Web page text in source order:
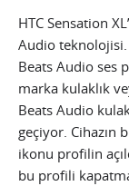
HTC Sensation
Audio
Beats Audio ses
marka kulaklık
Beats Audio
geçiyor. Cihazın
ikonu profilin
bu profili